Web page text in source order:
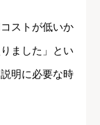
ストが低いか
ました」とい
明に必要な時